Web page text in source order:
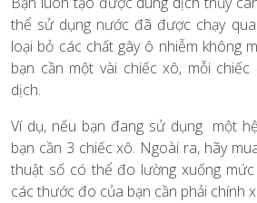
thể sử dụng nước đã được chạy
loại bỏ các chất gây ô nhiễm không
bạn cần một vài chiếc xô, mỗi
dịch.
Ví dụ, nếu bạn đang sử dụng một
bạn cần 3 chiếc xô. Ngoài ra, hãy
thuật số có thể đo lường xuống
các thước đo của bạn cần phải chính